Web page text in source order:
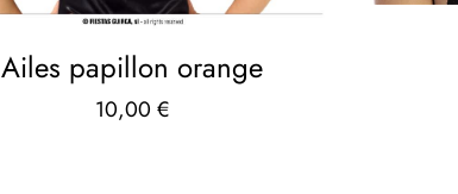
Ailes papillon orange
10,00€